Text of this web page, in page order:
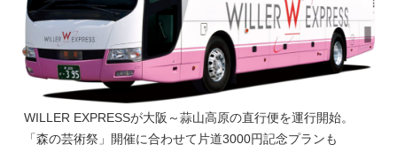
WILLER EXPRESSが大阪～蒜山高原の直行便を運行開始。
「森の芸術祭」開催に合わせて片道3000円記念プランも